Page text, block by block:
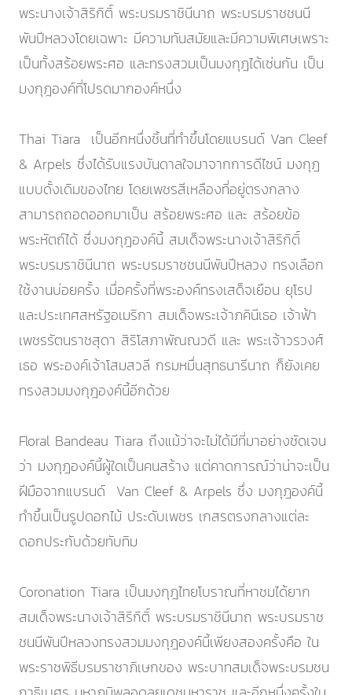
พระนางเจ้าสิริกิติ์ พระบรมราชินีนาถ พระบรมราชชนนี
พันปีหลวงโดยเฉพาะ มีความทันสมัยและมีความพิเศษเพราะ
เป็นทั้งสร้อยพระศอ และทรงสวมเป็นมงกุฎได้เช่นกัน เป็น
มงกุฎองค์ที่โปรดมากองค์หนึ่ง
Thai Tiara เป็นอีกหนึ่งชิ้นที่ทำขึ้นโดยแบรนด์ Van Cleef
& Arpels ซึ่งได้รับแรงบันดาลใจมาจากการดีไซน์ มงกุฎ
แบบดั้งเดิมของไทย โดยเพชรสีเหลืองที่อยู่ตรงกลาง
สามารถถอดออกมาเป็น สร้อยพระศอ และ สร้อยข้อ
พระหัตถ์ได้ ซึ่งมงกุฎองค์นี้ สมเด็จพระนางเจ้าสิริกิติ์
พระบรมราชินีนาถ พระบรมราชชนนีพันปีหลวง ทรงเลือก
ใช้งานบ่อยครั้ง เมื่อครั้งที่พระองค์ทรงเสด็จเยือน ยุโรป
และประเทศสหรัฐอเมริกา สมเด็จพระเจ้าภคินีเธอ เจ้าฟ้า
เพชรรัตนราชสุดา สิริโสภาพัณณวดี และ พระเจ้าวรวงศ์
เธอ พระองค์เจ้าโสมสวลี กรมหมื่นสุทธนารีนาถ ก็ยังเคย
ทรงสวมมงกุฎองค์นี้อีกด้วย
Floral Bandeau Tiara ถึงแม้ว่าจะไม่ได้มีที่มาอย่างชัดเจน
ว่า มงกุฎองค์นี้ผู้ใดเป็นคนสร้าง แต่คาดการณ์ว่าน่าจะเป็น
ฝีมือจากแบรนด์ Van Cleef & Arpels ซึ่ง มงกุฎองค์นี้
ทำขึ้นเป็นรูปดอกไม้ ประดับเพชร เกสรตรงกลางแต่ละ
ดอกประกับด้วยทับทิม
Coronation Tiara เป็นมงกุฎไทยโบราณที่หาชมได้ยาก
สมเด็จพระนางเจ้าสิริกิติ์ พระบรมราชินีนาถ พระบรมราช
ชนนีพันปีหลวงทรงสวมมงกุฎองค์นี้เพียงสองครั้งคือ ใน
พระราชพิธีบรมราชาภิเษกของ พระบาทสมเด็จพระบรมชน